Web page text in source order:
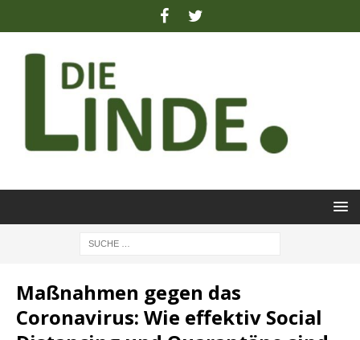
Maßnahmen gegen das
Coronavirus: Wie effektiv Social